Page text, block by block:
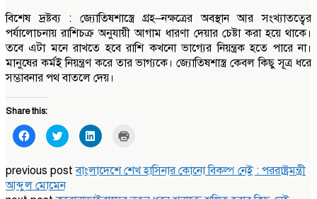
বিশেষ দ্রষ্টব্য : জ্যোতিষশাস্ত্রে গ্রহ–নক্ষত্রের অবস্থান আর সংখ্যাতত্বের
পর্যালোচনায় রাশিচক্র অনুযায়ী আগাম ধারণা দেয়ার চেষ্টা করা হয়ে থাকে।
তবে এটা মনে রাখতে হবে রাশি কখনো ভাগ্যের নিয়ন্ত্রক হতে পারে না।
মানুষের কর্মই নিয়ন্ত্রণ করে তার ভাগ্যকে। জ্যোতিষশাস্ত্র কেবল কিছু সূত্র ধরে
সম্ভাবনার পথ বাতলে দেয়।
Share this:
Click
to
share
Facebook
(Opens
in
new
Click
to
share
Twitter
(Opens
in
new
Click
to
LinkedIn
(Opens
new
in
new
previous postবাংলাদেশে শেখ হাসিনার কোনো বিকল্প নেই : পররাষ্ট্রমন্ত্রী
আব্দুল মোমেন